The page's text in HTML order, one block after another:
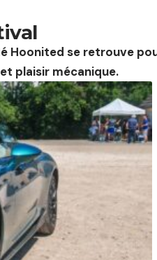
se retrouve
plaisir mécanique.